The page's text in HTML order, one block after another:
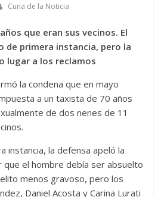
Cuna de la Noticia
que eran sus vecinos. El
de primera instancia, pero la
lugar a los reclamos
la condena que en mayo
a un taxista de 70 años
de dos nenes de 11
instancia, la defensa apeló la
que el hombre debía ser absuelto
menos gravoso, pero los
Daniel Acosta y Carina Lurati